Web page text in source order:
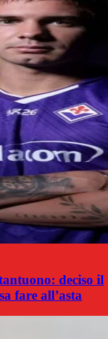
deciso il
fare all’asta